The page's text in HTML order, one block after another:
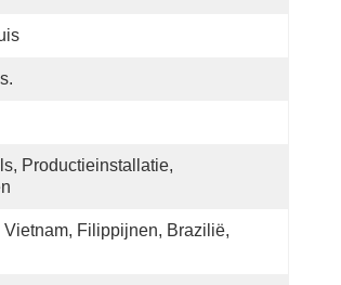
Productieinstallatie,
Filippijnen, Brazilië,